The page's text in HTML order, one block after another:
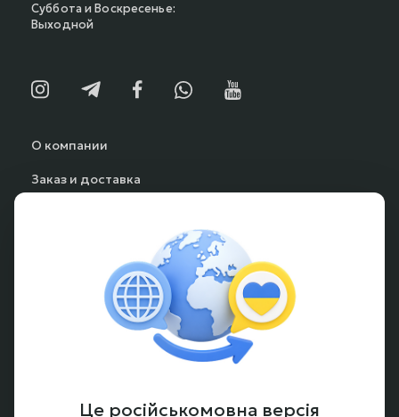
О компании
Заказ и доставка
Гарантия и возврат
Аккумуляторы под заказ
Условия оформления заказа
Суббота и Воскресенье:
Выходной
Це російськомовна версія